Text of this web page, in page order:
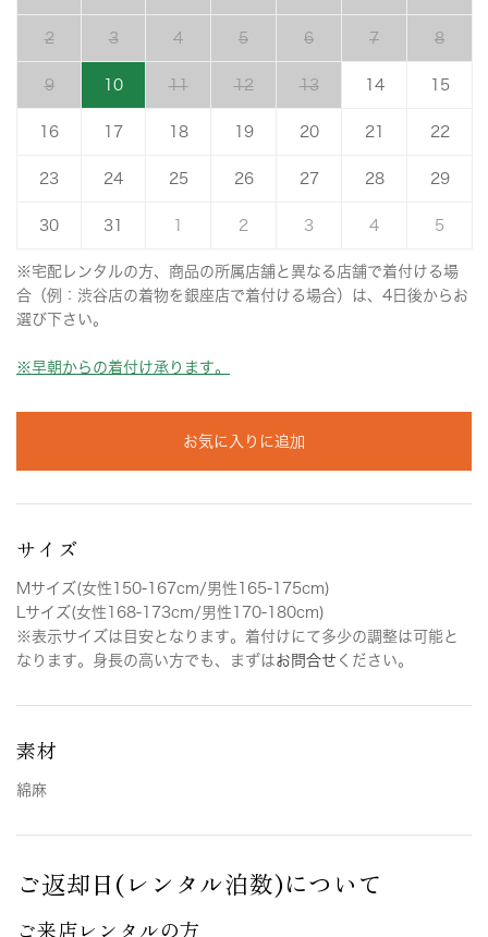
2 3 4 5 6 7 8
9 10 11 12 13 14 15
16 17 18 19 20 21 22
23 24 25 26 27 28 29
30 31 2 3 4 5
※宅配レンタルの方、商品の所属店舗と異なる店舗で着付ける場
合（例：渋谷店の着物を銀座店で着付ける場合）は、4日後からお
選び下さい。
※早朝からの着付け承ります。
お気に入りに追加
サイズ
Mサイズ(女性150-167cm/男性165-175cm)
Lサイズ(女性168-173cm/男性170-180cm)
※表示サイズは目安となります。着付けにて多少の調整は可能と
なります。身長の高い方でも、まずはお問合せ ください。
素材
綿麻
ご返却日(レンタル泊数)について
ご来店レンタルの方